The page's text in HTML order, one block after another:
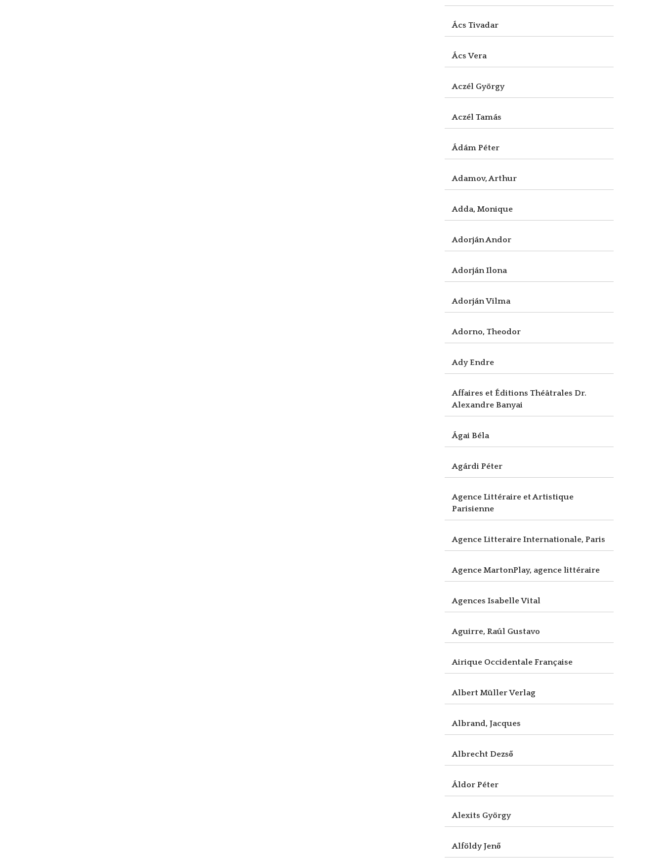
Ács Tivadar
Ács Vera
Aczél György
Aczél Tamás
Ádám Péter
Adamov, Arthur
Adda, Monique
Adorján Andor
Adorján Ilona
Adorján Vilma
Adorno, Theodor
Ady Endre
Affaires et Éditions Théâtrales Dr.
Alexandre Banyai
Ágai Béla
Agárdi Péter
Agence Littéraire et Artistique
Parisienne
Agence Litteraire Internationale, Paris
Agence MartonPlay, agence littéraire
Agences Isabelle Vital
Aguirre, Raúl Gustavo
Airique Occidentale Française
Albert Müller Verlag
Albrand, Jacques
Albrecht Dezső
Áldor Péter
Alexits György
Alföldy Jenő